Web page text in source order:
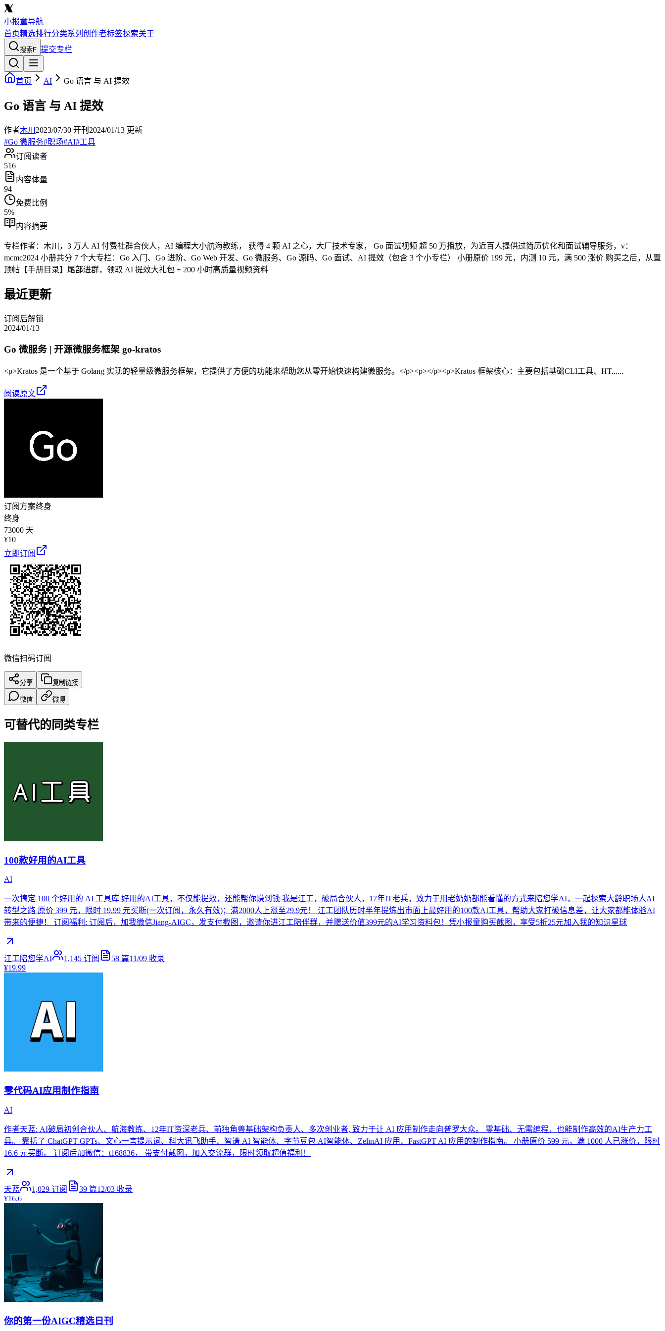
小报童导航
首页精选排行分类系列 创作者标签探索关于
搜索F 提交专栏
首页 AI Go 语言 与 AI 提效
Go 语言 与 AI 提效
作者木川 2023/07/30 开刊 2024/01/13 更新
#Go 微服务#职场#AI#工具
订阅读者
516
内容体量
94
免费比例
5%
内容摘要
专栏作者：木川，3 万人 AI 付费社群合伙人，AI 编程大小航海教练， 获得 4 颗 AI 之心，大厂技术专家， Go 面试视频 超 50 万播放，为近百人提供过简历优化和面试辅导服务，v：
mcmc2024 小册共分 7 个大专栏：Go 入门、Go 进阶、Go Web 开发、Go 微服务、Go 源码、Go 面试、AI 提效（包含 3 个小专栏） 小册原价 199 元，内测 10 元，满 500 涨价 购买之后，从置
顶帖【手册目录】尾部进群，领取 AI 提效大礼包 + 200 小时高质量视频资料
最近更新
订阅后解锁
2024/01/13
Go 微服务 | 开源微服务框架 go-kratos
<p>Kratos 是一个基于 Golang 实现的轻量级微服务框架，它提供了方便的功能来帮助您从零开始快速构建微服务。</p><p></p><p>Kratos 框架核心：主要包括基础CLI工具、HT......
阅读原文
订阅方案终身
终身
73000 天
¥10
立即订阅
微信扫码订阅
分享 复制链接
微信 微博
可替代的同类专栏
100款好用的AI工具
AI
一次搞定 100 个好用的 AI 工具库 好用的AI工具，不仅能提效，还能帮你赚到钱 我是江工，破局合伙人，17年IT老兵，致力于用老奶奶都能看懂的方式来陪您学AI，一起探索大龄职场人AI
转型之路 原价 399 元，限时 19.99 元买断(一次订阅，永久有效)；满2000人上涨至29.9元！ 江工团队历时半年提炼出市面上最好用的100款AI工具，帮助大家打破信息差，让大家都能体验AI
带来的便捷！ 订阅福利: 订阅后，加我微信Jiang-AIGC，发支付截图，邀请你进江工陪伴群，并赠送价值399元的AI学习资料包！凭小报童购买截图，享受5折25元加入我的知识星球
江工陪您学AI 1,145 订阅 58 篇11/09 收录
¥19.99
零代码AI应用制作指南
AI
作者天蓝: AI破局初创合伙人、航海教练、12年IT资深老兵、前独角兽基础架构负责人、多次创业者, 致力于让 AI 应用制作走向普罗大众。 零基础、无需编程，也能制作高效的AI生产力工
具。 囊括了 ChatGPT GPTs、文心一言提示词、科大讯飞助手、智谱 AI 智能体、字节豆包 AI智能体、ZelinAI 应用、FastGPT AI 应用的制作指南。 小册原价 599 元，满 1000 人已涨价，限时
16.6 元买断。 订阅后加微信：t168836， 带支付截图，加入交流群，限时领取超值福利！
天蓝 1,029 订阅 39 篇12/03 收录
¥16.6
你的第一份AIGC精选日刊